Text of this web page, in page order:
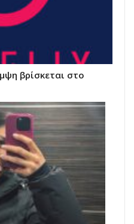
βρίσκεται στο